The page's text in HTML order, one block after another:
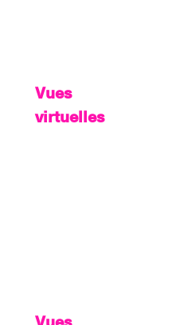
Vues
virtuelles